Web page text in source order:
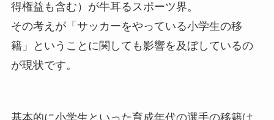
得権益も含む）が牛耳るスポーツ界。
その考えが「サッカーをやっている小学生の移
籍」ということに関しても影響を及ぼしているの
が現状です。
基本的に小学生といった育成年代の選手の移籍は